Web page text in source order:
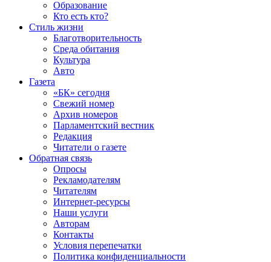
Образование
Кто есть кто?
Стиль жизни
Благотворительность
Среда обитания
Культура
Авто
Газета
«БК» сегодня
Свежий номер
Архив номеров
Парламентский вестник
Редакция
Читатели о газете
Обратная связь
Опросы
Рекламодателям
Читателям
Интернет-ресурсы
Наши услуги
Авторам
Контакты
Условия перепечатки
Политика конфиденциальности